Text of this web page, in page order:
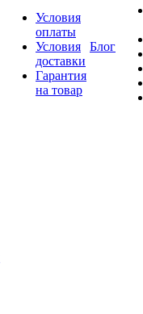
Условия
оплаты
Условия
доставки
Гарантия
на товар
Блог